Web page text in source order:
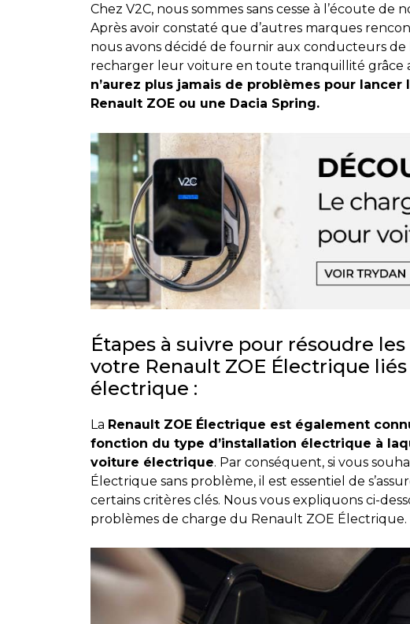
Chez V2C, nous sommes sans cesse à l’écoute de
Après avoir constaté que d’autres marques
nous avons décidé de fournir aux conducteurs
recharger leur voiture en toute tranquillité grâce
n’aurez plus jamais de problèmes pour
Renault ZOE ou une Dacia Spring.
Étapes à suivre pour résoudre
votre Renault ZOE Électrique
électrique :
La Renault ZOE Électrique est également
fonction du type d’installation électrique à
voiture électrique. Par conséquent, si vous
Électrique sans problème, il est essentiel de
certains critères clés. Nous vous expliquons ci-
problèmes de charge du Renault ZOE Électrique.